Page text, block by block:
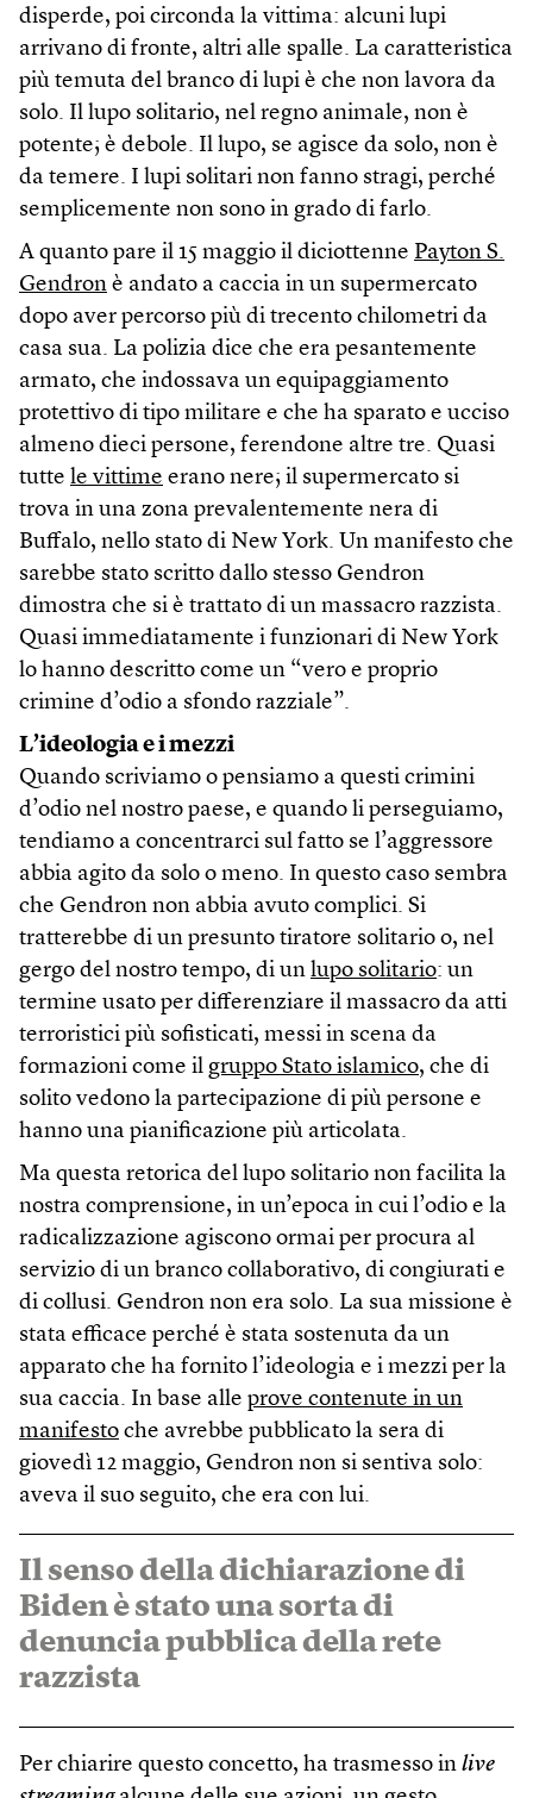
disperde, poi circonda la vittima: alcuni lupi
arrivano di fronte, altri alle spalle. La caratteristica
più temuta del branco di lupi è che non lavora da
solo. Il lupo solitario, nel regno animale, non è
potente; è debole. Il lupo, se agisce da solo, non è
da temere. I lupi solitari non fanno stragi, perché
semplicemente non sono in grado di farlo.
A quanto pare il 15 maggio il diciottenne Payton S.
Gendron è andato a caccia in un supermercato
dopo aver percorso più di trecento chilometri da
casa sua. La polizia dice che era pesantemente
armato, che indossava un equipaggiamento
protettivo di tipo militare e che ha sparato e ucciso
almeno dieci persone, ferendone altre tre. Quasi
tutte le vittime erano nere; il supermercato si
trova in una zona prevalentemente nera di
Buffalo, nello stato di New York. Un manifesto che
sarebbe stato scritto dallo stesso Gendron
dimostra che si è trattato di un massacro razzista.
Quasi immediatamente i funzionari di New York
lo hanno descritto come un “vero e proprio
crimine d’odio a sfondo razziale”.
L’ideologia e i mezzi
Quando scriviamo o pensiamo a questi crimini
d’odio nel nostro paese, e quando li perseguiamo,
tendiamo a concentrarci sul fatto se l’aggressore
abbia agito da solo o meno. In questo caso sembra
che Gendron non abbia avuto complici. Si
tratterebbe di un presunto tiratore solitario o, nel
gergo del nostro tempo, di un lupo solitario: un
termine usato per differenziare il massacro da atti
terroristici più sofisticati, messi in scena da
formazioni come il gruppo Stato islamico, che di
solito vedono la partecipazione di più persone e
hanno una pianificazione più articolata.
Ma questa retorica del lupo solitario non facilita la
nostra comprensione, in un’epoca in cui l’odio e la
radicalizzazione agiscono ormai per procura al
servizio di un branco collaborativo, di congiurati e
di collusi. Gendron non era solo. La sua missione è
stata efficace perché è stata sostenuta da un
apparato che ha fornito l’ideologia e i mezzi per la
sua caccia. In base alle prove contenute in un
manifesto che avrebbe pubblicato la sera di
giovedì 12 maggio, Gendron non si sentiva solo:
aveva il suo seguito, che era con lui.
Il senso della dichiarazione di
Biden è stato una sorta di
denuncia pubblica della rete
razzista
Per chiarire questo concetto, ha trasmesso in live